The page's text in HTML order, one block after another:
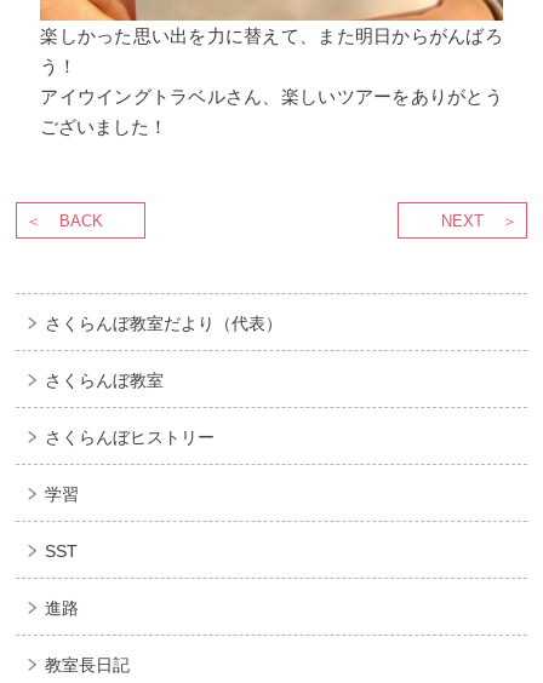
楽しかった思い出を力に替えて、また明日からがんばろ
う！
アイウイングトラベルさん、楽しいツアーをありがとう
ございました！
BACK NEXT
さくらんぼ教室だより（代表）
さくらんぼ教室
さくらんぼヒストリー
学習
SST
進路
教室長日記